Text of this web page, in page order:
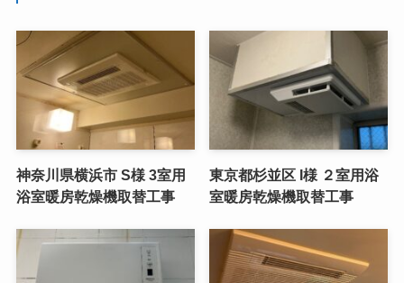
神奈川県横浜市 S様 3室用
浴室暖房乾燥機取替工事
東京都杉並区 I様 ２室用浴
室暖房乾燥機取替工事